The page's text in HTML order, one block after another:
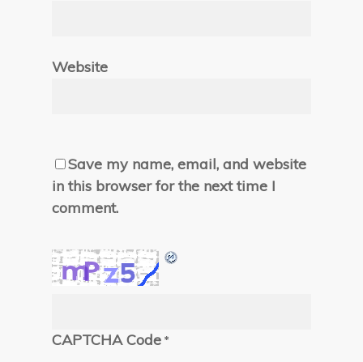
Website
Save my name, email, and website
in this browser for the next time I
comment.
CAPTCHA Code *